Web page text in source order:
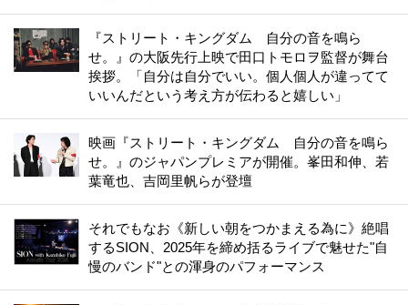
『ストリート・キングダム 自分の音を鳴ら
せ。』の大阪先行上映で田口トモロヲ監督が舞台
挨拶。「自分は自分でいい。個人個人が違ってて
いいんだという考え方が伝わると嬉しい」
映画『ストリート・キングダム 自分の音を鳴ら
せ。』のジャパンプレミアが開催。峯田和伸、若
葉竜也、吉岡里帆らが登壇
それでもなお《新しい朝をつかまえる為に》絶唱
するSION、2025年を締め括るライブで魅せた"自
慢のバンド"との渾身のパフォーマンス